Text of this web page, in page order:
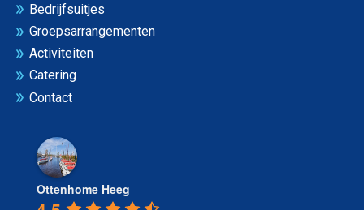
Bedrijfsuitjes
Groepsarrangementen
Activiteiten
Catering
Contact
Ottenhome Heeg